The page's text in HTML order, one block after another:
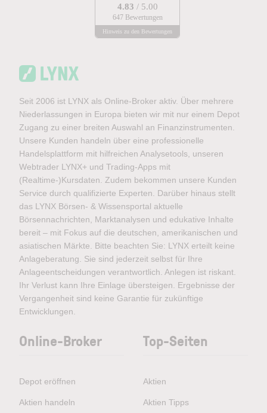
4.83 / 5.00
647 Bewertungen
Hinweis zu den Bewertungen
Seit 2006 ist LYNX als Online-Broker aktiv. Über mehrere
Niederlassungen in Europa bieten wir mit nur einem Depot
Zugang zu einer breiten Auswahl an Finanzinstrumenten.
Unsere Kunden handeln über eine professionelle
Handelsplattform mit hilfreichen Analysetools, unseren
Webtrader LYNX+ und Trading-Apps mit
(Realtime-)Kursdaten. Zudem bekommen unsere Kunden
Service durch qualifizierte Experten. Darüber hinaus stellt
das LYNX Börsen- & Wissensportal aktuelle
Börsennachrichten, Marktanalysen und edukative Inhalte
bereit – mit Fokus auf die deutschen, amerikanischen und
asiatischen Märkte. Bitte beachten Sie: LYNX erteilt keine
Anlageberatung. Sie sind jederzeit selbst für Ihre
Anlageentscheidungen verantwortlich. Anlegen ist riskant.
Ihr Verlust kann Ihre Einlage übersteigen. Ergebnisse der
Vergangenheit sind keine Garantie für zukünftige
Entwicklungen.
Online-Broker
Depot eröffnen
Aktien handeln
Top-Seiten
Aktien
Aktien Tipps